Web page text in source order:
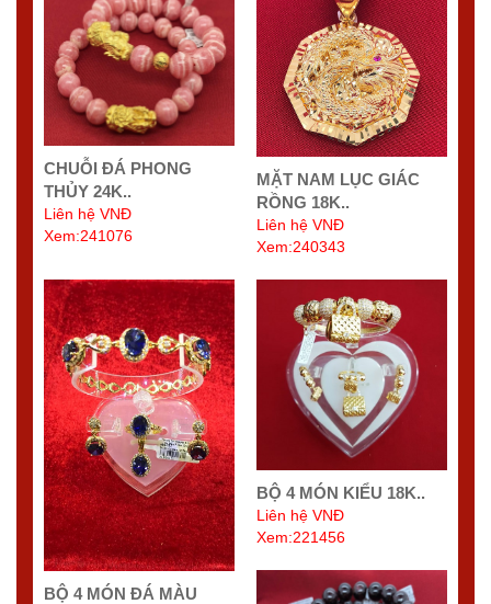
CHUỖI ĐÁ PHONG
THỦY 24K..
Liên hệ VNĐ
Xem:241076
MẶT NAM LỤC GIÁC
RỒNG 18K..
Liên hệ VNĐ
Xem:240343
BỘ 4 MÓN ĐÁ MÀU
BỘ 4 MÓN KIỂU 18K..
Liên hệ VNĐ
Xem:221456